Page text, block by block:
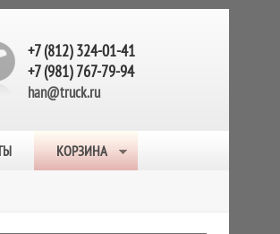
+7 (812) 324-01-41
+7 (981) 767-79-94
han@truck.ru
КОРЗИНА